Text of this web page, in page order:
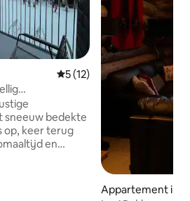
Gemiddelde beoordeling
5 (12)
sneeuw bedekte
op, keer terug
en
Appartement in